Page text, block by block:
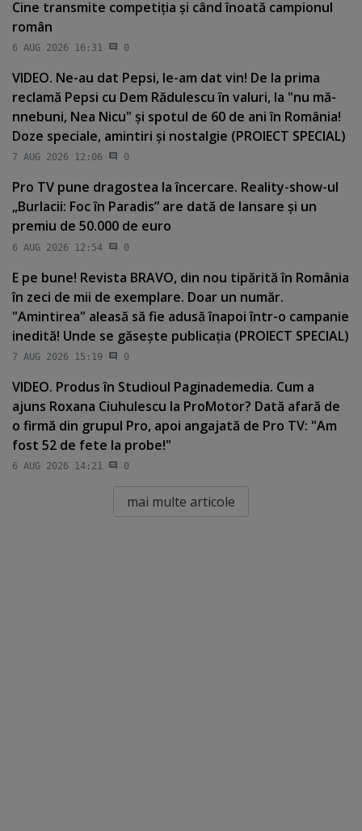
Cine transmite competiţia şi când înoată campionul
român
6 AUG 2026 16:31 0
VIDEO. Ne-au dat Pepsi, le-am dat vin! De la prima
reclamă Pepsi cu Dem Rădulescu în valuri, la "nu mă-
nnebuni, Nea Nicu" şi spotul de 60 de ani în România!
Doze speciale, amintiri şi nostalgie (PROIECT SPECIAL)
7 AUG 2026 12:06 0
Pro TV pune dragostea la încercare. Reality-show-ul
„Burlacii: Foc în Paradis” are dată de lansare şi un
premiu de 50.000 de euro
6 AUG 2026 12:54 0
E pe bune! Revista BRAVO, din nou tipărită în România
în zeci de mii de exemplare. Doar un număr.
"Amintirea" aleasă să fie adusă înapoi într-o campanie
inedită! Unde se găseşte publicaţia (PROIECT SPECIAL)
7 AUG 2026 15:19 0
VIDEO. Produs în Studioul Paginademedia. Cum a
ajuns Roxana Ciuhulescu la ProMotor? Dată afară de
o firmă din grupul Pro, apoi angajată de Pro TV: "Am
fost 52 de fete la probe!"
6 AUG 2026 14:21 0
mai multe articole